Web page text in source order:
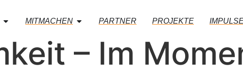
MITMACHEN PARTNER PROJEKTE
– Im